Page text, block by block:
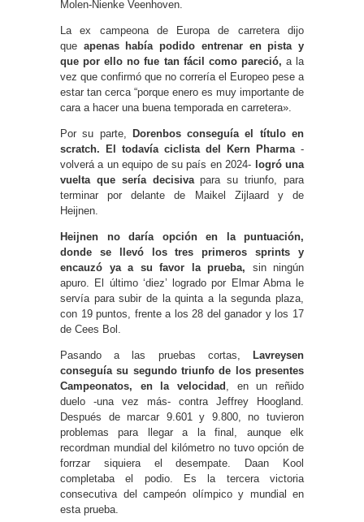
Molen-Nienke Veenhoven.
La ex campeona de Europa de carretera dijo
que apenas había podido entrenar en pista y
que por ello no fue tan fácil como pareció, a la
vez que confirmó que no correría el Europeo pese a
estar tan cerca “porque enero es muy importante de
cara a hacer una buena temporada en carretera».
Por su parte,
Dorenbos conseguía el título en
scratch. El todavía ciclista del Kern Pharma -
volverá a un equipo de su país en 2024- logró una
vuelta que sería decisivapara su triunfo, para
terminar por delante de Maikel Zijlaard y de
Heijnen.
Heijnen no daría opción en la puntuación,
donde se llevó los tres primeros sprints y
encauzó ya a su favor la prueba, sin ningún
apuro. El último ‘diez’ logrado por Elmar Abma le
servía para subir de la quinta a la segunda plaza,
con 19 puntos, frente a los 28 del ganador y los 17
de Cees Bol.
Pasando a las pruebas cortas,
Lavreysen
conseguía su segundo triunfo de los presentes
Campeonatos, en la velocidad
, en un reñido
duelo -una vez más- contra Jeffrey Hoogland.
Después de marcar 9.601 y 9.800, no tuvieron
problemas para llegar a la final, aunque elk
recordman mundial del kilómetro no tuvo opción de
forrzar siquiera el desempate. Daan Kool
completaba el podio. Es la tercera victoria
consecutiva del campeón olímpico y mundial en
esta prueba.